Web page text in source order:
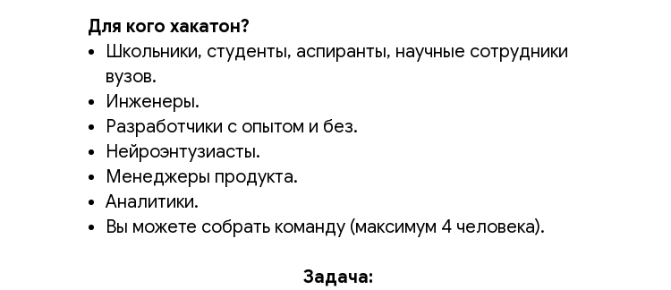
Для кого хакатон?
Школьники, студенты, аспиранты, научные сотрудники
вузов.
Инженеры.
Разработчики с опытом и без.
Нейроэнтузиасты.
Менеджеры продукта.
Аналитики.
Вы можете собрать команду (максимум 4 человека).
Задача: